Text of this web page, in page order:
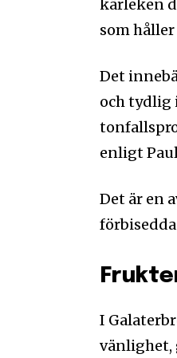
Följ
och bli
och kommer
kärleken
som
Det
och tydlig
enligt
Det är en
I
vänlighet,